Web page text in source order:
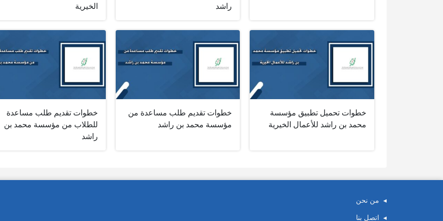
راشد الخيرية
خطوات تحميل تطبيق مؤسسة
محمد بن راشد للأعمال الخيرية
خطوات تقديم طلب مساعدة من
مؤسسة محمد بن راشد
خطوات تقديم طلب مساعدة
للطلاب من مؤسسة محمد بن
راشد
من نحن
اتصل بنا